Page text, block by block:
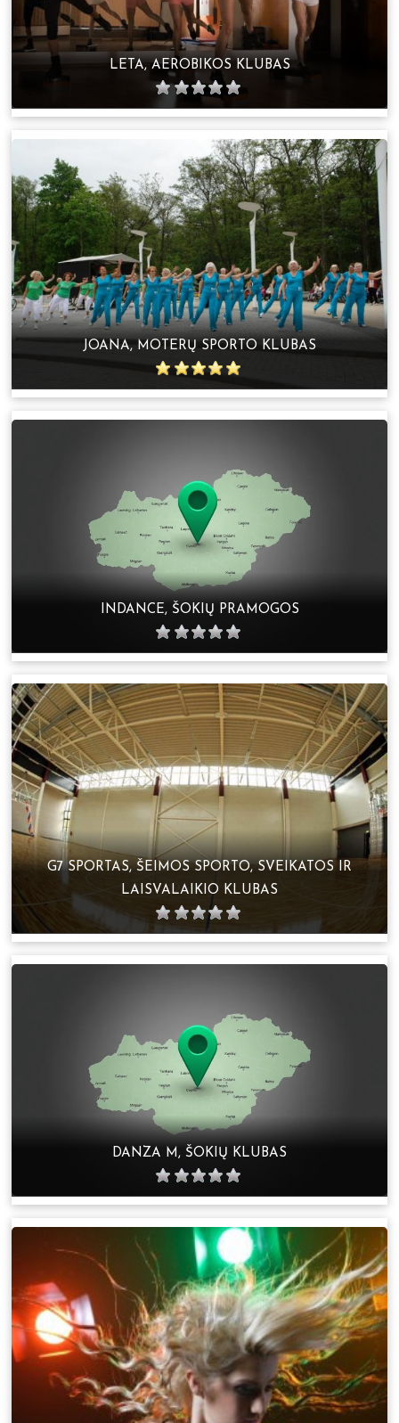
LETA, AEROBIKOS KLUBAS
JOANA, MOTERŲ SPORTO KLUBAS
INDANCE, ŠOKIŲ PRAMOGOS
G7 SPORTAS, ŠEIMOS SPORTO, SVEIKATOS IR
LAISVALAIKIO KLUBAS
DANZA M, ŠOKIŲ KLUBAS